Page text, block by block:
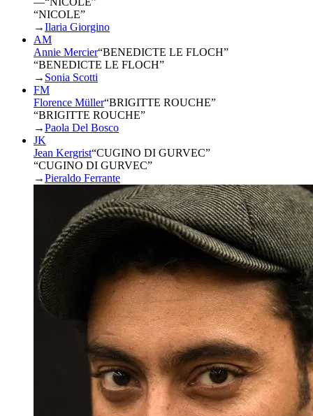
“NICOLE”
→Ilaria Giorgino
AM
Annie Mercier“BENEDICTE LE FLOCH”
“BENEDICTE LE FLOCH”
→ Sonia Scotti
FM
Florence Müller“BRIGITTE ROUCHE”
“BRIGITTE ROUCHE”
→Paola Del Bosco
JK
Jean Kergrist“CUGINO DI GURVEC”
“CUGINO DI GURVEC”
→Pieraldo Ferrante